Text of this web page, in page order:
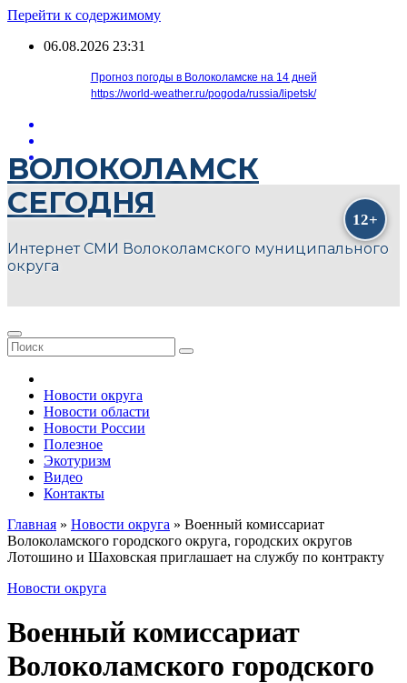
Перейти к содержимому
06.08.2026 23:31
Прогноз погоды в Волоколамске на 14 дней
https://world-weather.ru/pogoda/russia/lipetsk/
ВОЛОКОЛАМСК
СЕГОДНЯ
Интернет СМИ Волоколамского муниципального
округа
Новости округа
Новости области
Новости России
Полезное
Экотуризм
Видео
Контакты
Главная » Новости округа » Военный комиссариат
Волоколамского городского округа, городских округов
Лотошино и Шаховская приглашает на службу по контракту
Новости округа
Военный комиссариат
Волоколамского городского